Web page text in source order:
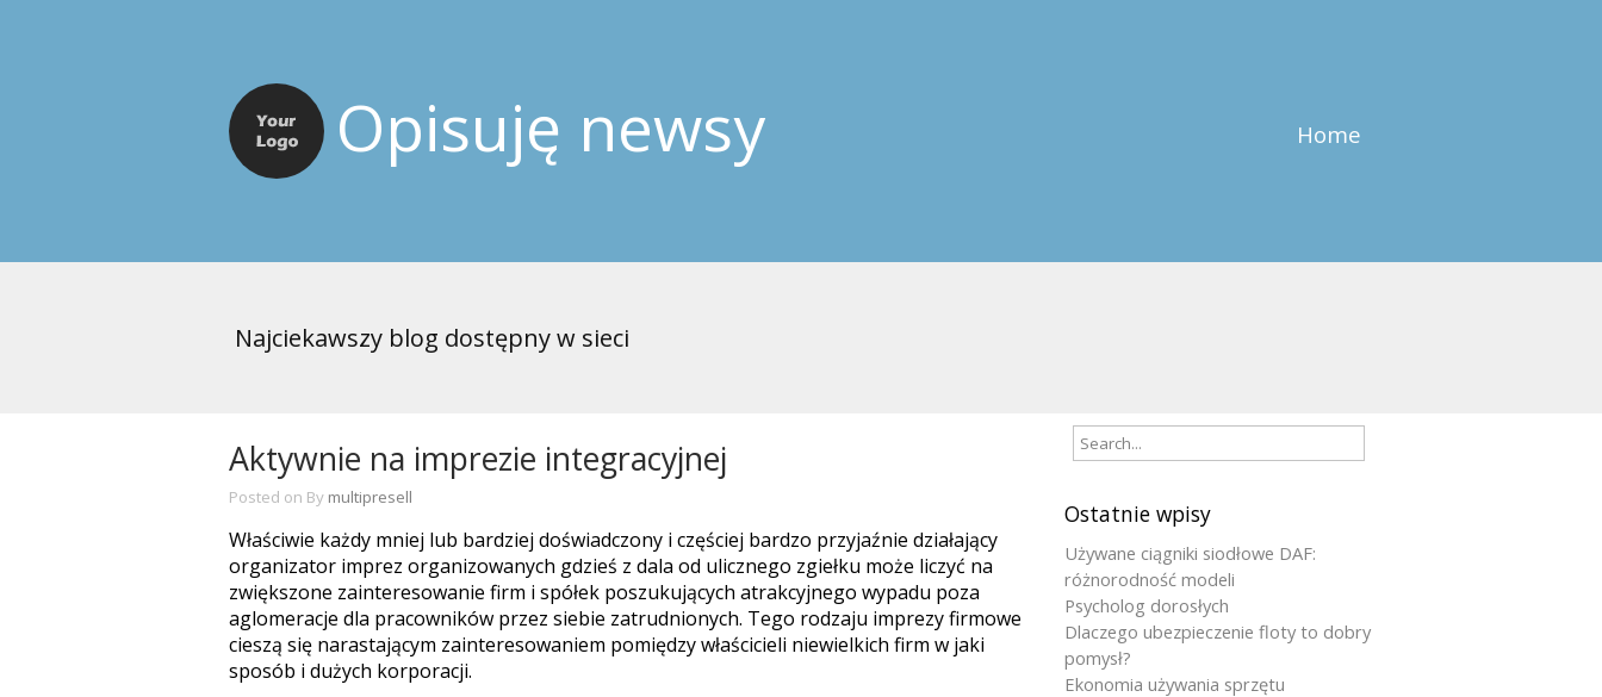
Opisuję newsy Home
Najciekawszy blog dostępny w sieci
Aktywnie na imprezie integracyjnej
Posted on By multipresell
Właściwie każdy mniej lub bardziej doświadczony i częściej bardzo przyjaźnie działający
organizator imprez organizowanych gdzieś z dala od ulicznego zgiełku może liczyć na
zwiększone zainteresowanie firm i spółek poszukujących atrakcyjnego wypadu poza
aglomeracje dla pracowników przez siebie zatrudnionych. Tego rodzaju imprezy firmowe
cieszą się narastającym zainteresowaniem pomiędzy właścicieli niewielkich firm w jaki
sposób i dużych korporacji.
Ostatnie wpisy
Używane ciągniki siodłowe DAF:
różnorodność modeli
Psycholog dorosłych
Dlaczego ubezpieczenie floty to dobry
pomysł?
Ekonomia używania sprzętu